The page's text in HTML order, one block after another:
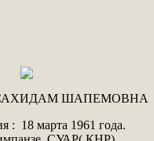
ШАПЕМОВНА
: 18 марта 1961 года.